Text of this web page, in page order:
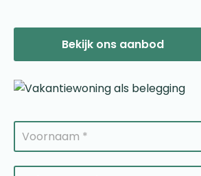
Bekijk ons aanbod